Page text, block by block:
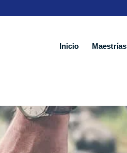
Inicio Maestrías